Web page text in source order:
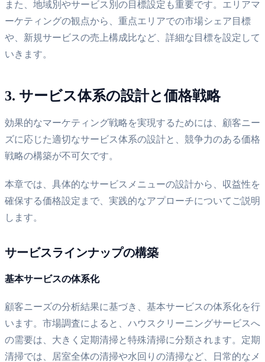
また、地域別やサービス別の目標設定も重要です。エリアマ
ーケティングの観点から、重点エリアでの市場シェア目標
や、新規サービスの売上構成比など、詳細な目標を設定して
いきます。
3. サービス体系の設計と価格戦略
効果的なマーケティング戦略を実現するためには、顧客ニー
ズに応じた適切なサービス体系の設計と、競争力のある価格
戦略の構築が不可欠です。
本章では、具体的なサービスメニューの設計から、収益性を
確保する価格設定まで、実践的なアプローチについてご説明
します。
サービスラインナップの構築
基本サービスの体系化
顧客ニーズの分析結果に基づき、基本サービスの体系化を行
います。市場調査によると、ハウスクリーニングサービスへ
の需要は、大きく定期清掃と特殊清掃に分類されます。定期
清掃では、居室全体の清掃や水回りの清掃など、日常的なメ